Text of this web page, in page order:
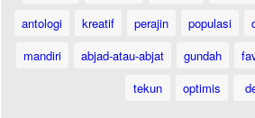
antologi
kreatif perajin populasi
mandiri
abjad-atau-abjat gundah
tekun
optimis